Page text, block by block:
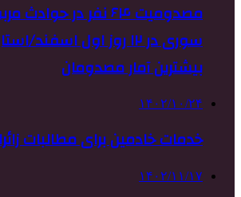
مصدومیت ۶۴ نفر در
سوری در ۱۲ روز اول اسفند/
بیشترین آمار مصدومان
۱۴۰۲/۱۰/۲۴
خدمات خادمین برای مطالبات
۱۴۰۲/۱۱/۱۷